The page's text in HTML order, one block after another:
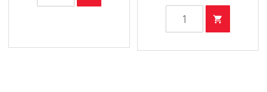
PROTECT
Šampon
PROTECT
Bug